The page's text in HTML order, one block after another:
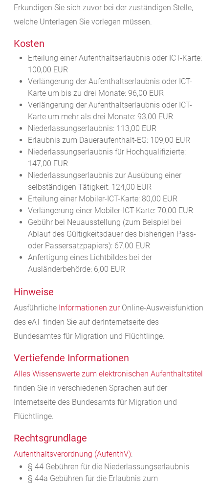
Erkundigen Sie sich zuvor bei der zuständigen Stelle,
welche Unterlagen Sie vorlegen müssen.
Kosten
Erteilung einer Aufenthaltserlaubnis oder ICT-Karte:
100,00 EUR
Verlängerung der Aufenthaltserlaubnis oder ICT-
Karte um bis zu drei Monate: 96,00 EUR
Verlängerung der Aufenthaltserlaubnis oder ICT-
Karte um mehr als drei Monate: 93,00 EUR
Niederlassungserlaubnis: 113,00 EUR
Erlaubnis zum Daueraufenthalt-EG: 109,00 EUR
Niederlassungserlaubnis für Hochqualifizierte:
147,00 EUR
Niederlassungserlaubnis zur Ausübung einer
selbständigen Tätigkeit: 124,00 EUR
Erteilung einer Mobiler-ICT-Karte: 80,00 EUR
Verlängerung einer Mobiler-ICT-Karte: 70,00 EUR
Gebühr bei Neuausstellung (zum Beispiel bei
Ablauf des Gültigkeitsdauer des bisherigen Pass-
oder Passersatzpapiers): 67,00 EUR
Anfertigung eines Lichtbildes bei der
Ausländerbehörde: 6,00 EUR
Hinweise
Ausführliche Informationen zur Online-Ausweisfunktion
des eAT finden Sie auf derInternetseite des
Bundesamtes für Migration und Flüchtlinge.
Vertiefende Informationen
Alles Wissenswerte zum elektronischen Aufenthaltstitel
finden Sie in verschiedenen Sprachen auf der
Internetseite des Bundesamts für Migration und
Flüchtlinge.
Rechtsgrundlage
Aufenthaltsverordnung (AufenthV):
§ 44Gebühren für die Niederlassungserlaubnis
§ 44a Gebühren für die Erlaubnis zum